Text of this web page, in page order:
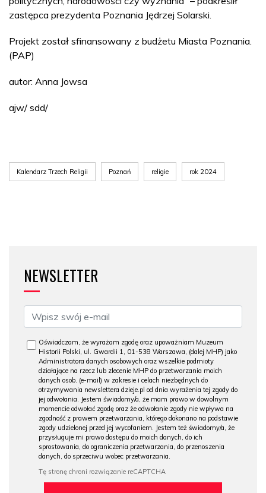
zastępca prezydenta Poznania Jędrzej Solarski.
Projekt został sfinansowany z budżetu Miasta Poznania.
(PAP)
autor: Anna Jowsa
ajw/ sdd/
Kalendarz Trzech Religii Poznań religie rok 2024
NEWSLETTER
Oświadczam, że wyrażam zgodę oraz upoważniam Muzeum
Historii Polski, ul. Gwardii 1, 01-538 Warszawa, (dalej MHP) jako
Administratora danych osobowych oraz wszelkie podmioty
działające na rzecz lub zlecenie MHP do przetwarzania moich
danych osob. (e-mail) w zakresie i celach niezbędnych do
otrzymywania newslettera dzieje.pl od dnia wyrażenia tej zgody do
jej odwołania. Jestem świadomy/a, że mam prawo w dowolnym
momencie odwołać zgodę oraz że odwołanie zgody nie wpływa na
zgodność z prawem przetwarzania, którego dokonano na podstawie
zgody udzielonej przed jej wycofaniem. Jestem też świadomy/a, że
przysługuje mi prawo dostępu do moich danych, do ich
sprostowania, do ograniczenia przetwarzania, do przenoszenia
danych, do sprzeciwu wobec przetwarzania.